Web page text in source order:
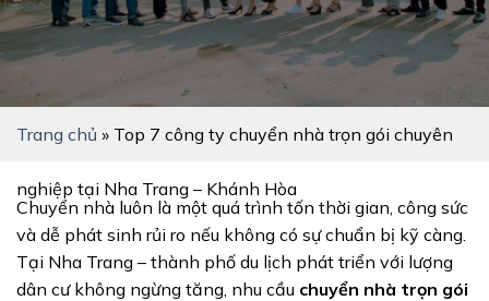
Trang chủ » Top 7 công ty chuyển nhà trọn gói chuyên
nghiệp tại Nha Trang – Khánh Hòa
Chuyển nhà luôn là một quá trình tốn thời gian, công sức
và dễ phát sinh rủi ro nếu không có sự chuẩn bị kỹ càng.
Tại Nha Trang – thành phố du lịch phát triển với lượng
dân cư không ngừng tăng, nhu cầu chuyển nhà trọn gói